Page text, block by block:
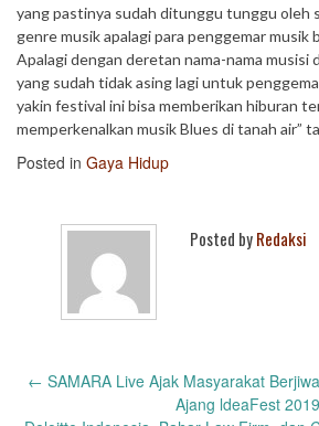
yang pastinya sudah ditunggu tunggu oleh
genre musik apalagi para penggemar musik
Apalagi dengan deretan nama-nama musisi
yang sudah tidak asing lagi untuk
yakin festival ini bisa memberikan hiburan
memperkenalkan musik Blues di tanah air”
Posted in Gaya Hidup
Posted byRedaksi
Post
← SAMARA Live Ajak Masyarakat
Ajang ldeaFest 2019